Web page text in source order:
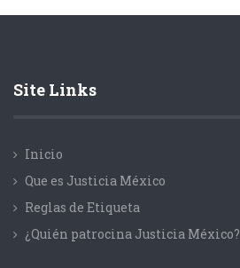
Site Links
Inicio
Que es Justicia México
Reglas de Etiqueta
¿Quién patrocina Justicia México?